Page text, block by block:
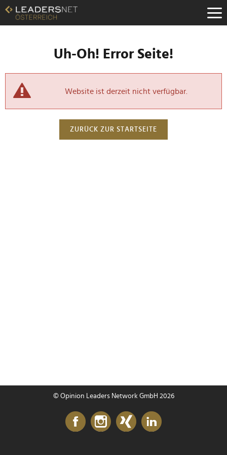
Uh-Oh! Error Seite!
Website ist derzeit nicht verfügbar.
ZURÜCK ZUR STARTSEITE
© Opinion Leaders Network GmbH 2026